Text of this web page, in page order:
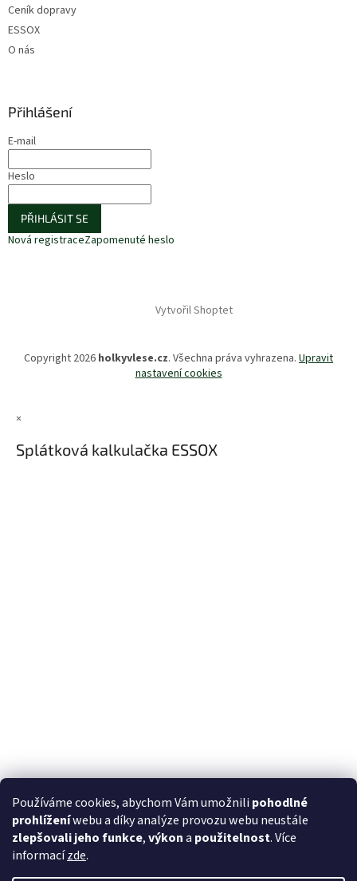
Používáme cookies, abychom Vám umožnili pohodlné
prohlíženíwebu a díky analýze provozu webu neustále
zlepšovali jeho funkce,výkona použitelnost. Více
informacízde.
Ceník dopravy
ESSOX
O nás
Přihlášení
E-mail
Heslo
PŘIHLÁSIT SE
Nová registraceZapomenuté heslo
Vytvořil Shoptet
Copyright 2026 holkyvlese.cz. Všechna práva vyhrazena. Upravit
nastavení cookies
×
Splátková kalkulačka ESSOX